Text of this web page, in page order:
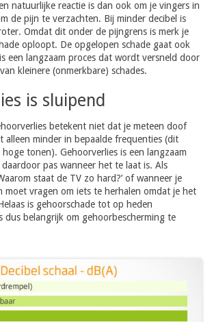
natuurlijke reactie is dan ook om je vingers in
de pijn te verzachten. Bij minder decibel is
Omdat dit onder de pijngrens is merk je
oploopt. De opgelopen schade gaat ook
een langzaam proces dat wordt versneld door
van kleinere (onmerkbare) schades.
is sluipend
betekent niet dat je meteen doof
alleen minder in bepaalde frequenties (dit
tonen). Gehoorverlies is een langzaam
pas wanneer het te laat is. Als
staat de TV zo hard?’ of wanneer je
moet vragen om iets te herhalen omdat je het
is gehoorschade tot op heden
dus belangrijk om gehoorbescherming te